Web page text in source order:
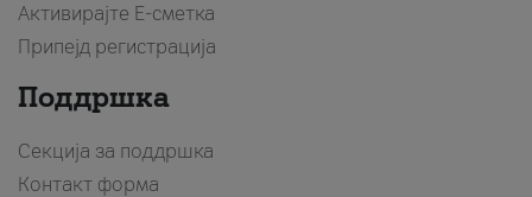
Активирајте Е-сметка
Припејд регистрација
Поддршка
Секција за поддршка
Контакт форма